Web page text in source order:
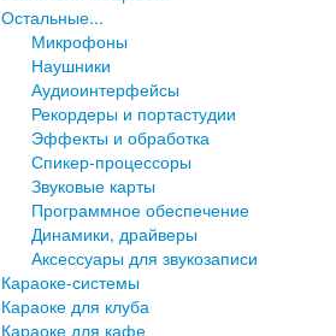
Остальные...
Микрофоны
Наушники
Аудиоинтерфейсы
Рекордеры и портастудии
Эффекты и обработка
Спикер-процессоры
Звуковые карты
Программное обеспечение
Динамики, драйверы
Аксессуары для звукозаписи
Караоке-системы
Караоке для клуба
Караоке для кафе